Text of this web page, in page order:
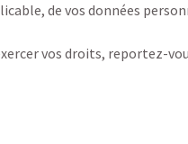
de vos données
vos droits, reportez-